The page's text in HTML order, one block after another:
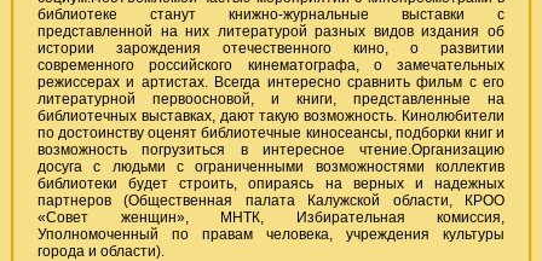
библиотеке станут книжно-журнальные выставки с
представленной на них литературой разных видов издания об
истории зарождения отечественного кино, о развитии
современного российского кинематографа, о замечательных
режиссерах и артистах. Всегда интересно сравнить фильм с его
литературной первоосновой, и книги, представленные на
библиотечных выставках, дают такую возможность. Кинолюбители
по достоинству оценят библиотечные киносеансы, подборки книг и
возможность погрузиться в интересное чтение.Организацию
досуга с людьми с ограниченными возможностями коллектив
библиотеки будет строить, опираясь на верных и надежных
партнеров (Общественная палата Калужской области, КРОО
«Совет женщин», МНТК, Избирательная комиссия,
Уполномоченный по правам человека, учреждения культуры
города и области).